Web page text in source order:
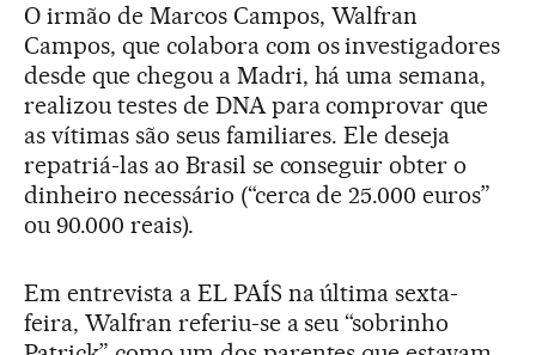
O irmão de Marcos Campos, Walfran
Campos, que colabora com os investigadores
desde que chegou a Madri, há uma semana,
realizou testes de DNA para comprovar que
as vítimas são seus familiares. Ele deseja
repatriá-las ao Brasil se conseguir obter o
dinheiro necessário (“cerca de 25.000 euros”
ou 90.000 reais).
Em entrevista a EL PAÍS na última sexta-
feira, Walfran referiu-se a seu “sobrinho